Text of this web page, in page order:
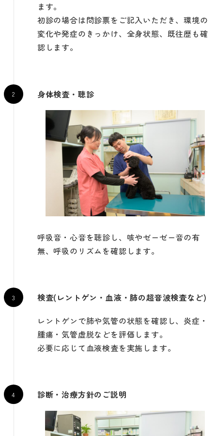
ます。
初診の場合は問診票をご記入いただき、環境の
変化や発症のきっかけ、全身状態、既往歴も確
認します。
身体検査・聴診
呼吸音・心音を聴診し、咳やゼーゼー音の有
無、呼吸のリズムを確認します。
検査(レントゲン・血液・肺の超音波検査など)
レントゲンで肺や気管の状態を確認し、炎症・
腫瘍・気管虚脱などを評価します。
必要に応じて血液検査を実施します。
診断・治療方針のご説明